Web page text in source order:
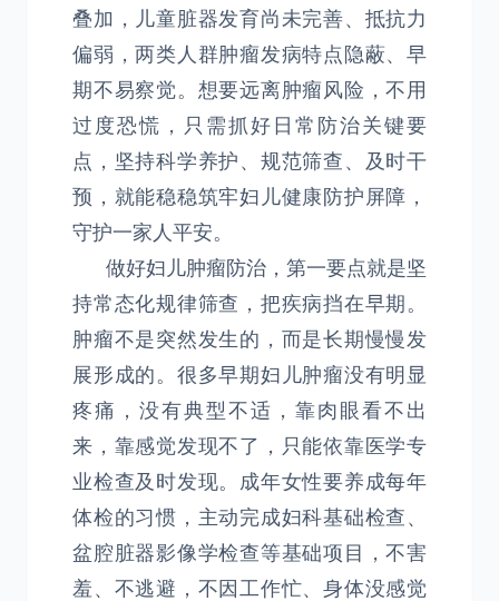
叠加，儿童脏器发育尚未完善、抵抗力
偏弱，两类人群肿瘤发病特点隐蔽、早
期不易察觉。想要远离肿瘤风险，不用
过度恐慌，只需抓好日常防治关键要
点，坚持科学养护、规范筛查、及时干
预，就能稳稳筑牢妇儿健康防护屏障，
守护一家人平安。
做好妇儿肿瘤防治，第一要点就是坚
持常态化规律筛查，把疾病挡在早期。
肿瘤不是突然发生的，而是长期慢慢发
展形成的。很多早期妇儿肿瘤没有明显
疼痛，没有典型不适，靠肉眼看不出
来，靠感觉发现不了，只能依靠医学专
业检查及时发现。成年女性要养成每年
体检的习惯，主动完成妇科基础检查、
盆腔脏器影像学检查等基础项目，不害
羞、不逃避，不因工作忙、身体没感觉